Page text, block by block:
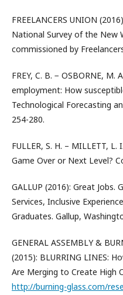
FREELANCERS UNION
National Survey of the New
commissioned by
FREY, C. B. − OSBORNE,
employment: How
Technological Forecasting
254-280.
FULLER, S. H. – MILLETT,
Game Over or Next Level?
GALLUP (2016): Great Jobs.
Services, Inclusive
Graduates. Gallup,
GENERAL ASSEMBLY &
(2015): BLURRING LINES:
Are Merging to Create High
http://burning-glass.com/